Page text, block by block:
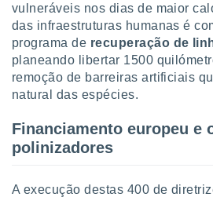
vulneráveis nos dias de maior
das infraestruturas humanas é
programa de recuperação de
planeando libertar 1500
remoção de barreiras artificiais
natural das espécies.
Financiamento europeu e
polinizadores
A execução destas 400 de